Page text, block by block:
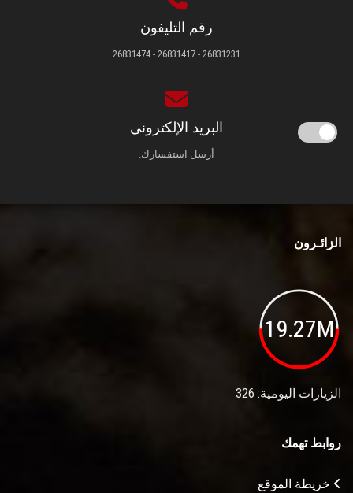
رقم التليفون
26831231 - 26831417 - 26831474
البريد الإلكتروني
أرسل استفسارك.
الزائـرون
19.27M
الزيارات اليومية: 326
روابط تهمك
خريطة الموقع